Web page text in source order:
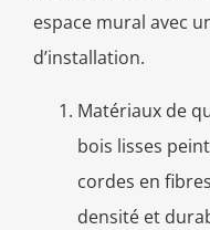
espace mural avec
d’installation.
Matériaux de
bois lisses
cordes en
densité et